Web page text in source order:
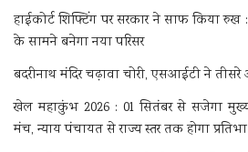
हाईकोर्ट शिफ्टिंग पर सरकार ने साफ किया रुख
के सामने बनेगा नया परिसर
बदरीनाथ मंदिर चढ़ावा चोरी, एसआईटी ने
खेल महाकुंभ 2026 : 01 सितंबर से सजेगा
मंच, न्याय पंचायत से राज्य स्तर तक होगा प्रतिभा